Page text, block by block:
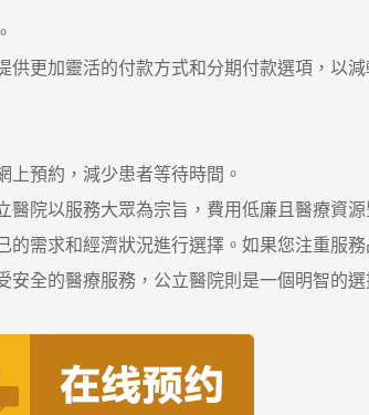
加靈活的付款方式和分期付款選項，以減
預約，減少患者等待時間。
以服務大眾為宗旨，費用低廉且醫療資源
需求和經濟狀況進行選擇。如果您注重服
全的醫療服務，公立醫院則是一個明智的